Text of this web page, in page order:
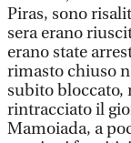
Piras, sono
sera erano
erano state
rimasto chiuso
subito bloccato,
rintracciato il
Mamoiada, a